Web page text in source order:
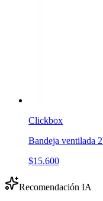
Clickbox
Bandeja ventilada
$15.600
Recomendación IA